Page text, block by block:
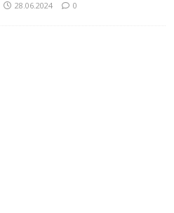
28.06.2024 0